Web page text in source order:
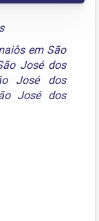
em São
José dos
José dos
José dos